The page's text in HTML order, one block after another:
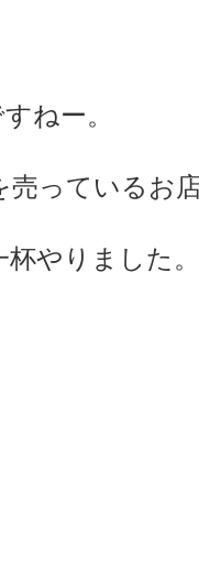
ねー。
っているお
やりました